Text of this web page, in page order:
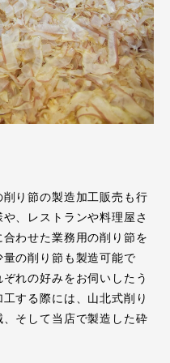
り節の製造加工販売も行
、レストランや料理屋さ
わせた業務用の削り節を
の削り節も製造可能で
れの好みをお伺いしたう
する際には、山北式削り
そして当店で製造した砕